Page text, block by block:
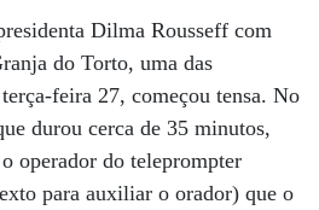
Dilma Rousseff com
do Torto, uma das
feira 27, começou tensa. No
durou cerca de 35 minutos,
operador do teleprompter
para auxiliar o orador) que o